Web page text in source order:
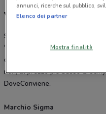
Volantino, offerte e
Sfoglia il volantino online di
“dell’omino” che da 40 anni
clienti; al suo interno potrai
non, al prezzo più basso di
DoveConviene.
Marchio Sigma
annunci, ricerche sul pubblico,
Elenco dei partner
Mostra finalità